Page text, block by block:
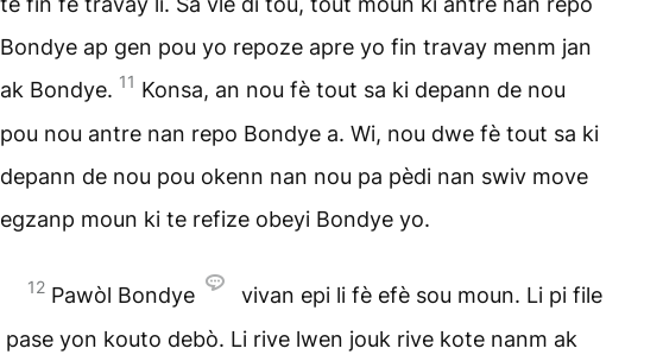
Bondye ap gen pou yo repoze apre yo fin travay menm jan
ak Bondye. 11 Konsa, an nou fè tout sa ki depann de nou
pou nou antre nan repo Bondye a. Wi, nou dwe fè tout sa ki
depann de nou pou okenn nan nou pa pèdi nan swiv move
egzanp moun ki te refize obeyi Bondye yo.
12 Pawòl Bondye
vivan epi li fè efè sou moun. Li pi file
pase yon kouto debò. Li rive lwen jouk rive kote nanm ak